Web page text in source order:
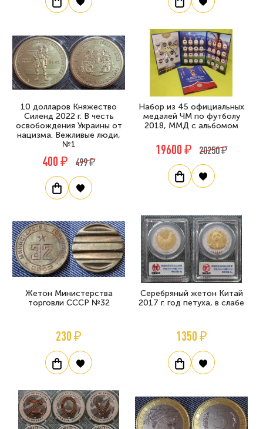
10 долларов Княжество
Силенд 2022 г. В честь
освобождения Украины от
нацизма. Вежливые люди,
№1
400 ₽ 499 ₽
Набор из 45 официальных
медалей ЧМ по футболу
2018, ММД с альбомом
19600 ₽ 20250 ₽
Жетон Министерства
торговли СССР №32
230 ₽
Серебряный жетон Китай
2017 г. год петуха, в слабе
1350 ₽